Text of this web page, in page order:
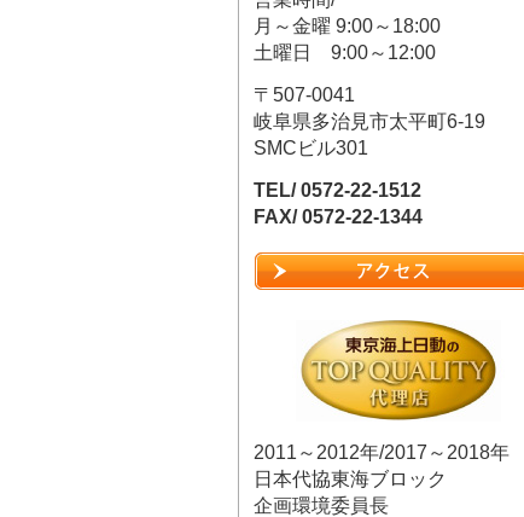
月～金曜 9:00～18:00
土曜日 9:00～12:00
〒507-0041
岐阜県多治見市太平町6-19
SMCビル301
TEL/ 0572-22-1512
FAX/ 0572-22-1344
2011～2012年/2017～2018年
日本代協東海ブロック
企画環境委員長